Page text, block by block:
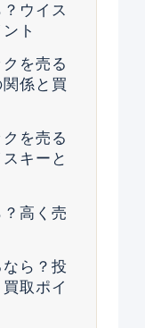
ウイス
ト
を売る
係と買
を売る
キーと
高く売
ら？投
取ポイ